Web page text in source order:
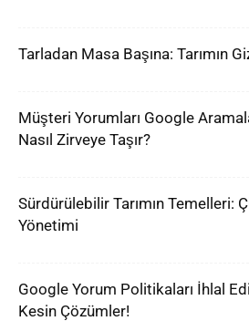
Tarladan Masa Başına: Tarımın
Müşteri Yorumları Google
Nasıl Zirveye Taşır?
Sürdürülebilir Tarımın Temelleri:
Yönetimi
Google Yorum Politikaları İhlal
Kesin Çözümler!